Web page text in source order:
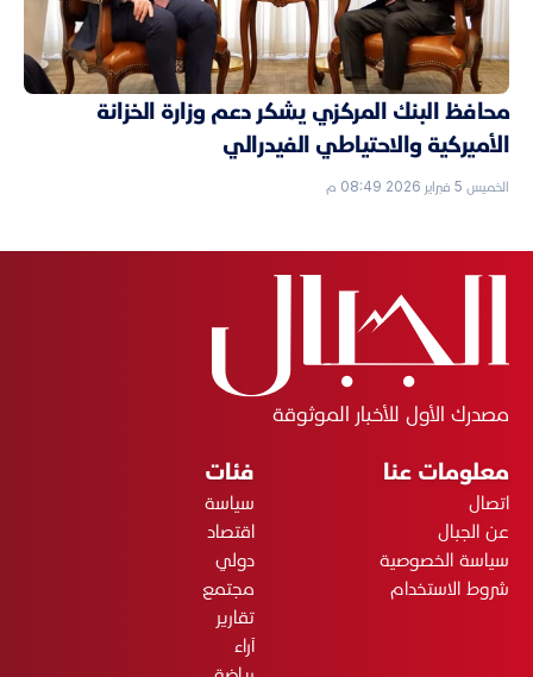
محافظ البنك المركزي يشكر دعم وزارة الخزانة
الأميركية والاحتياطي الفيدرالي
الخميس 5 فبراير 2026 08:49 م
مصدرك الأول للأخبار الموثوقة
معلومات عنا
اتصال
عن الجبال
سياسة الخصوصية
شروط الاستخدام
فئات
سياسة
اقتصاد
دولي
مجتمع
تقارير
آراء